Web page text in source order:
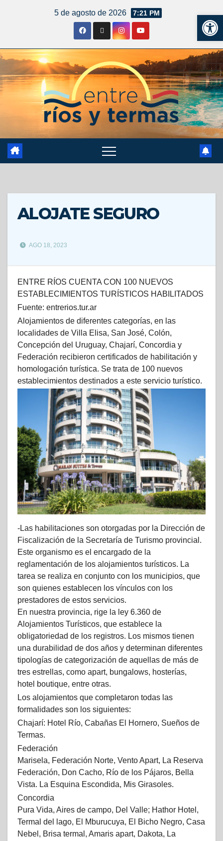
5 de agosto de 2026 7:21 PM
ALOJATE SEGURO
AGO 18, 2023
ENTRE RÍOS CUENTA CON 100 NUEVOS
ESTABLECIMIENTOS TURÍSTICOS HABILITADOS
Fuente: entrerios.tur.ar
Alojamientos de diferentes categorías, en las
localidades de Villa Elisa, San José, Colón,
Concepción del Uruguay, Chajarí, Concordia y
Federación recibieron certificados de habilitación y
homologación turística. Se trata de 100 nuevos
establecimientos destinados a este servicio turístico.
-Las habilitaciones son otorgadas por la Dirección de
Fiscalización de la Secretaría de Turismo provincial.
Este organismo es el encargado de la
reglamentación de los alojamientos turísticos. La
tarea se realiza en conjunto con los municipios, que
son quienes establecen los vínculos con los
prestadores de estos servicios.
En nuestra provincia, rige la ley 6.360 de
Alojamientos Turísticos, que establece la
obligatoriedad de los registros. Los mismos tienen
una durabilidad de dos años y determinan diferentes
tipologías de categorización de aquellas de más de
tres estrellas, como apart, bungalows, hosterías,
hotel boutique, entre otras.
Los alojamientos que completaron todas las
formalidades son los siguientes:
Chajarí: Hotel Río, Cabañas El Hornero, Sueños de
Termas.
Federación
Marisela, Federación Norte, Vento Apart, La Reserva
Federación, Don Cacho, Río de los Pájaros, Bella
Vista. La Esquina Escondida, Mis Girasoles.
Concordia
Pura Vida, Aires de campo, Del Valle; Hathor Hotel,
Termal del lago, El Mburucuya, El Bicho Negro, Casa
Nebel, Brisa termal, Amaris apart, Dakota, La